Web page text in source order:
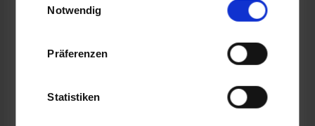
YouTube, Google Maps) führen diese
Daten zusammen, die Sie ihnen bereitgestellt
haben oder die sie im Rahmen Ihrer Nutzung
Notwendig
Präferenzen
Statistiken